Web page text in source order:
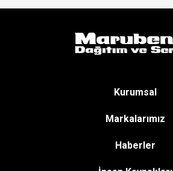
Kurumsal
Markalarımız
Haberler